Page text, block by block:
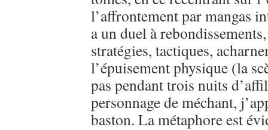
l’affrontement par mangas
a un duel à
stratégies, tactiques,
l’épuisement physique (la
pas pendant trois nuits
personnage de méchant,
baston. La métaphore est